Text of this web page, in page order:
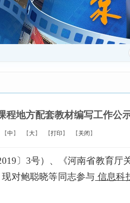
程地方配套教材编写工作公
【中 】 【 大】 【打印 】 【 关闭 】
〕3号）、《河南省教育厅
对鲍聪晓等同志参与 信息科